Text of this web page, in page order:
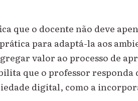
que o docente não deve
para adaptá-la aos
valor ao processo de
que o professor responda
digital, como a